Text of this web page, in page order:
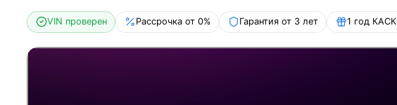
VIN проверен Рассрочка от 0% Гарантия от 3 лет 1 год